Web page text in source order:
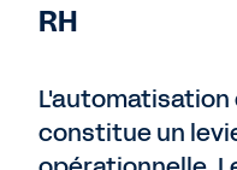
RH
L'automatisation
constitue un